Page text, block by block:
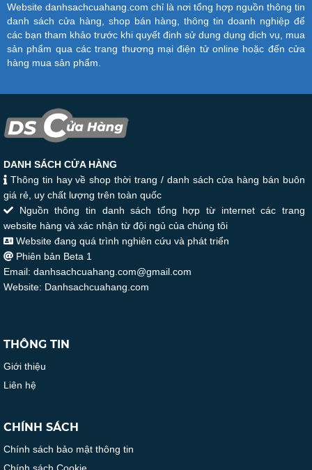
Website danhsachcuahang.com chỉ là nơi tổng hợp nguồn thông tin
danh sách cửa hàng, shop bán hàng, thông tin doanh nghiệp để
các bạn tham khảo trước khi quyết định sử dung dụng dịch vụ, mua
sản phẩm qua các trang thương mại điện tử online hoặc đến cửa
hàng mua sản phẩm.
DANH SÁCH CỬA HÀNG
Thông tin hay về shop thời trang / danh sách cửa hàng bán buôn
giá rẻ, uy chất lượng trên toàn quốc
Nguồn thông tin danh sách tổng hợp từ internet các trang
website hàng và xác nhận từ đội ngủ của chúng tôi
Website đang quá trình nghiên cứu và phát triển
Phiên bản Beta 1
Email: danhsachcuahang.com@gmail.com
Website: Danhsachcuahang.com
THÔNG TIN
Giới thiệu
Liên hệ
CHÍNH SÁCH
Chính sách bảo mật thông tin
Chính sách Cookie